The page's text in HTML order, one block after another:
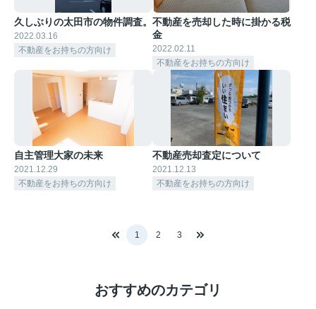
久しぶりの太田市の物件調査。
2022.03.16
不動産をお持ちの方向け
不動産を売却した時に掛かる税
金
2022.02.11
不動産をお持ちの方向け
自主管理大家の未来
2021.12.29
不動産をお持ちの方向け
不動産売却査定について
2021.12.13
不動産をお持ちの方向け
1 2 3
おすすめのカテゴリ